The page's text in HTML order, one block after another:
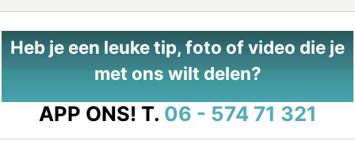
Heb je een leuke tip, foto of video die je
met ons wilt delen?
APP ONS! T. 06 - 574 71 321